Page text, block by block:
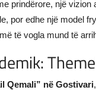
prindërore, një
por edhe një model
të vogla mund të
Qemali” në Gostivari